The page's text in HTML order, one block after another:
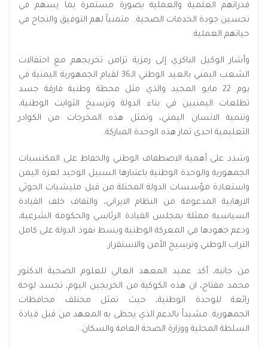
قدراتهم العلمية والعملية بصورة مستمرة بما يسهم في
تحسين جودة الخدمات الصحية.. متمنياً لهم التوفيق والنجاح في
حياتهم العملية.
وأشار الوكيل الباكري إلى رمزية تزامن تخريجهم مع احتفالات
الشعب اليمني بالعيد الوطني الـ36 لقيام الجمهورية اليمنية في
يوم 22 مايو المجيد والذي مثل محطة وطنية فارقة جسد
تطلعات اليمنيين في بناء الدولة وترسيخ الثوابت الوطنية،
وتنمية الانسان اليمني، وتمثل هذه المخرجات من الكوادر
التعليمية احدى ثمار هذه الوحدة المباركة.
وشدد على أهمية الاصطفاف الوطني والحفاظ على المكتسبات
الجمهورية والوحدة الوطنية باعتبارها السبيل الوحيد لعزة اليمن
واستعادة مؤسسات الدولة المحتلة من قبل مليشيات الحوثي
الارهابية المدعومة من النظام الايراني، والتفاف خلف القيادة
السياسية ممثلة بمجلس القيادة الرئاسي والحكومة الشرعية،
ودعم جهودها في المعركة الوطنية وبسط نفوذ الدولة على كامل
التراب الوطني وترسيخ الأمن والاستقرار.
من جانبه، أكد عميد المعهد العالي للعلوم الصحية الدكتور
محمد مفتاح، ان هذه الكوكبة من الخريجين اليوم، تجسد لوحة
رائعة للوحدة الوطنية، حيث تمثل مختلف محافظات
الجمهورية..مشيداً بالدعم الذي يحظى به المعهد من قبل قيادة
السلطة المحلية ووزارة الصحة العامة والسكان.